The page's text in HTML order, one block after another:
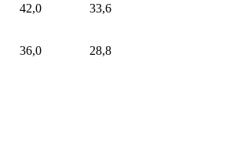
42,0 33,6
36,0 28,8